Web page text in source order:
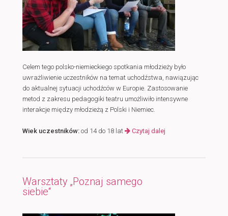
Celem tego polsko-niemieckiego spotkania młodzieży było
uwrażliwienie uczestników na temat uchodźstwa, nawiązując
do aktualnej sytuacji uchodźców w Europie. Zastosowanie
metod z zakresu pedagogiki teatru umożliwiło intensywne
interakcje między młodzieżą z Polski i Niemiec.
Wiek uczestników:od 14 do 18 lat Czytaj dalej
Warsztaty „Poznaj samego
siebie“